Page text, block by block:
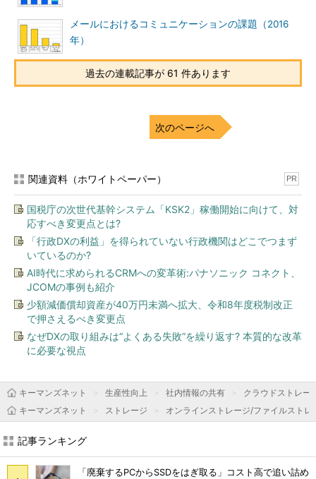
メールにおけるコミュニケーションの課題（2016
年）
過去の連載記事が 61 件あります
次のページへ
関連資料（ホワイトペーパー） PR
国税庁の次世代基幹システム「KSK2」稼働開始に向けて、対
応すべき変更点とは?
「行政DXの利益」を得られていない行政機関はどこでつまず
いているのか?
AI時代に求められるCRMへの変革術:パナソニック コネクト、
JCOMの事例も紹介
少額減価償却資産が40万円未満へ拡大、令和8年度税制改正
で押さえるべき変更点
なぜDXの取り組みは“よくある失敗”を繰り返す? 本質的な改革
に必要な視点
キーマンズネット 生産性向上 社内情報の共有
クラウドストレー
キーマンズネット
ストレージ オンラインストレージ/ファイルストレ
記事ランキング
「廃棄するPCからSSDをはぎ取る」コスト高で追い詰め